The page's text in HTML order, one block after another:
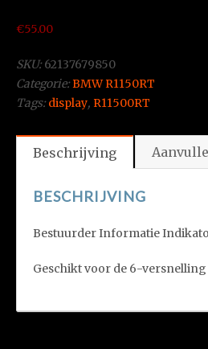
€55.00
SKU:62137679850
Categorie:BMW R1150RT
Tags:display, R11500RT
Beschrijving
BESCHRIJVING
Bestuurder Informatie
Geschikt voor de 6-versnelling